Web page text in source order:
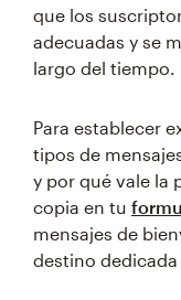
que los
adecuadas y se
largo del tiempo.
Para establecer
tipos de
y por qué vale la
copia en tu
mensajes de
destino dedicada